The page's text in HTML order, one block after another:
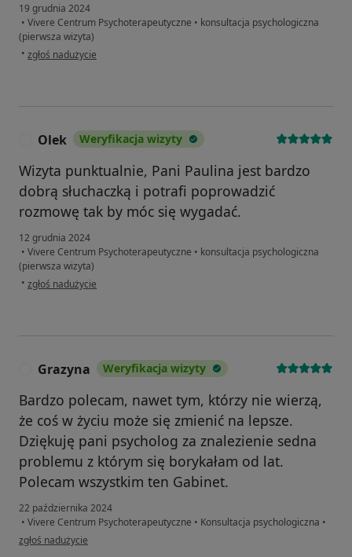
19 grudnia 2024
• Vivere Centrum Psychoterapeutyczne • konsultacja psychologiczna
(pierwsza wizyta)
• w opinii użytkownika Kasia
zgłoś nadużycie
Olek Weryfikacja wizyty
Wizyta punktualnie, Pani Paulina jest bardzo
dobrą słuchaczką i potrafi poprowadzić
rozmowę tak by móc się wygadać.
12 grudnia 2024
• Vivere Centrum Psychoterapeutyczne • konsultacja psychologiczna
(pierwsza wizyta)
• w opinii użytkownika Olek
zgłoś nadużycie
Grazyna Weryfikacja wizyty
Bardzo polecam, nawet tym, którzy nie wierzą,
że coś w życiu może się zmienić na lepsze.
Dziękuję pani psycholog za znalezienie sedna
problemu z którym się borykałam od lat.
Polecam wszystkim ten Gabinet.
22 października 2024
• Vivere Centrum Psychoterapeutyczne • Konsultacja psychologiczna •
w opinii użytkownika Grazyna
zgłoś nadużycie